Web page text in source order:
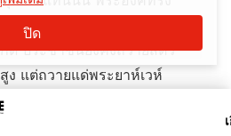
ติพระยาห์เวห์พระเจ้าแห่ง
ดี ประชาชนยังคงถวายสัตว
แต่ถวายแด่พระยาห์เวห์
ท่านั้น
นัสเสห์
ปิด